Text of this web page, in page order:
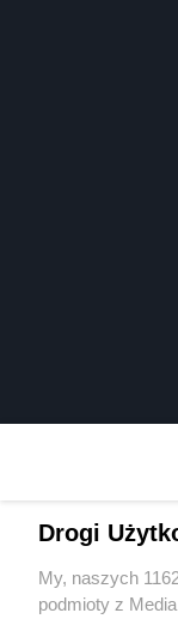
Wydawca mediów
Drogi
My, naszych
podmioty z